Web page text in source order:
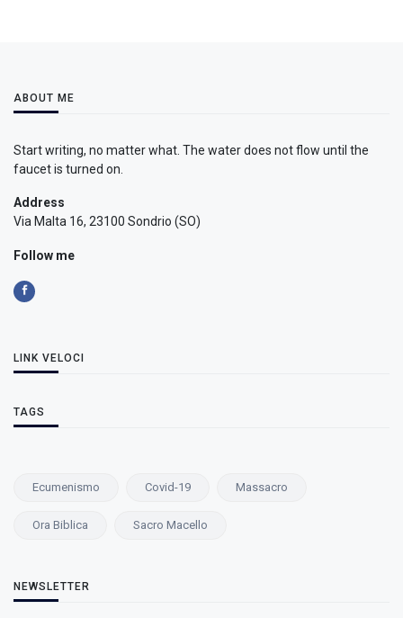
ABOUT ME
Start writing, no matter what. The water does not flow until the
faucet is turned on.
Address
Via Malta 16, 23100 Sondrio (SO)
Follow me
LINK VELOCI
TAGS
Ecumenismo Covid-19 Massacro
Ora Biblica Sacro Macello
NEWSLETTER